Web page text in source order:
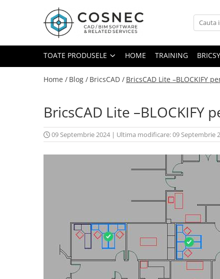
Toate Produsele
Arhitectura / Constructii
Bim 4D/5D
Infrastructura
Landscape Design
Proiectare Generala
Retele Electrice
TOATE PRODUSELE HOME TRAINING
Home / Blog / BricsCAD / BricsCAD Lite –BLOCKIFY
BricsCAD Lite
09 Septembrie 2024 | Ultima modificare: 09 Septembrie